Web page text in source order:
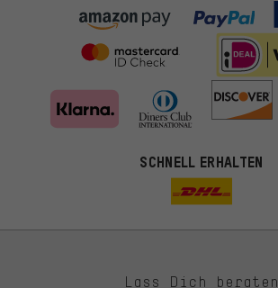
SCHNELL ERHALTEN
Lass Dich beraten